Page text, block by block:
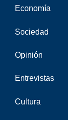
Economía
Sociedad
Opinión
Entrevistas
Cultura